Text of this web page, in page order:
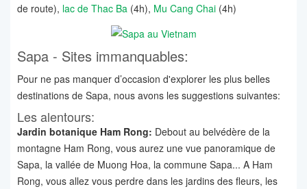
de route), lac de Thac Ba (4h), Mu Cang Chai (4h)
Sapa - Sites immanquables:
Pour ne pas manquer d’occasion d'explorer les plus belles
destinations de Sapa, nous avons les suggestions suivantes:
Les alentours:
Jardin botanique Ham Rong: Debout au belvédère de la
montagne Ham Rong, vous aurez une vue panoramique de
Sapa, la vallée de Muong Hoa, la commune Sapa... A Ham
Rong, vous allez vous perdre dans les jardins des fleurs, les